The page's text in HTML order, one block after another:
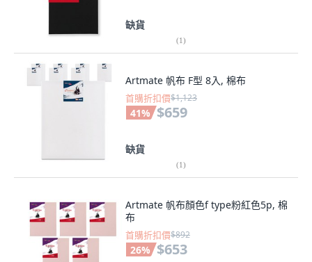
缺貨
(1)
Artmate 帆布 F型 8入, 棉布
首購折扣價$1,123
41% $659
缺貨
(1)
Artmate 帆布顏色f type粉紅色5p, 棉
布
首購折扣價$892
26% $653